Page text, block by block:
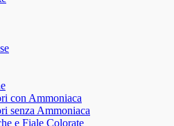
con Ammoniaca
senza Ammoniaca
e Fiale Colorate